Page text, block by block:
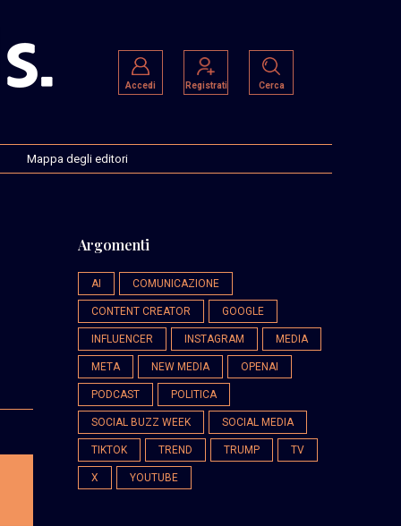
Accedi Registrati Cerca
Mappa degli editori
Argomenti
AI COMUNICAZIONE
CONTENT CREATOR GOOGLE
INFLUENCER INSTAGRAM MEDIA
META NEW MEDIA OPENAI
PODCAST POLITICA
SOCIAL BUZZ WEEK SOCIAL MEDIA
TIKTOK TREND TRUMP TV
X YOUTUBE